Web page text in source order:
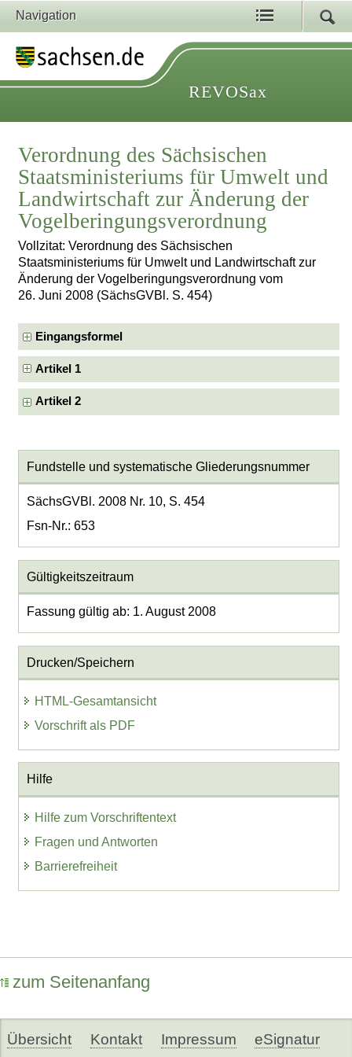
Navigation
REVOSax
Verordnung des Sächsischen
Staatsministeriums für Umwelt und
Landwirtschaft zur Änderung der
Vogelberingungsverordnung
Vollzitat: Verordnung des Sächsischen
Staatsministeriums für Umwelt und Landwirtschaft zur
Änderung der Vogelberingungsverordnung vom
26. Juni 2008 (SächsGVBl. S. 454)
Eingangsformel
Artikel 1
Artikel 2
Fundstelle und systematische Gliederungsnummer
SächsGVBl. 2008 Nr. 10, S. 454
Fsn-Nr.: 653
Gültigkeitszeitraum
Fassung gültig ab: 1. August 2008
Drucken/Speichern
HTML-Gesamtansicht
Vorschrift als PDF
Hilfe
Hilfe zum Vorschriftentext
Fragen und Antworten
Barrierefreiheit
zum Seitenanfang
Übersicht Kontakt Impressum eSignatur